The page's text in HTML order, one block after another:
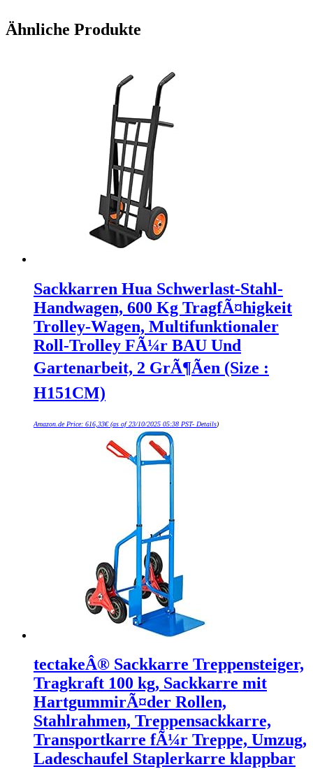
Ähnliche Produkte
Sackkarren Hua Schwerlast-Stahl-
Handwagen, 600 Kg TragfÃ¤higkeit
Trolley-Wagen, Multifunktionaler
Roll-Trolley FÃ¼r BAU Und
Gartenarbeit, 2 GrÃ¶Ãen (Size :
H151CM)
Amazon.de Price: 616,33€(as of 23/10/2025 05:38 PST- Details)
tectakeÂ® Sackkarre Treppensteiger,
Tragkraft 100 kg, Sackkarre mit
HartgummirÃ¤der Rollen,
Stahlrahmen, Treppensackkarre,
Transportkarre fÃ¼r Treppe, Umzug,
Ladeschaufel Staplerkarre klappbar